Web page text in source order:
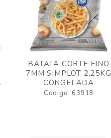
BATATA CORTE FINO
7MM SIMPLOT 2,25KG
CONGELADA
Código: 63918